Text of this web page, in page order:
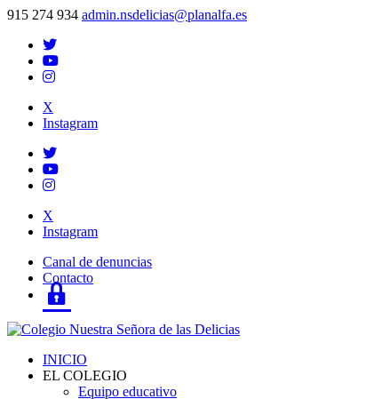
915 274 934 admin.nsdelicias@planalfa.es
X
Instagram
X
Instagram
Canal de denuncias
Contacto
INICIO
EL COLEGIO
Equipo educativo